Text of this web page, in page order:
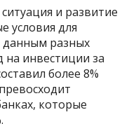
и развитие
условия для
разных
на инвестиции за
более 8%
которые